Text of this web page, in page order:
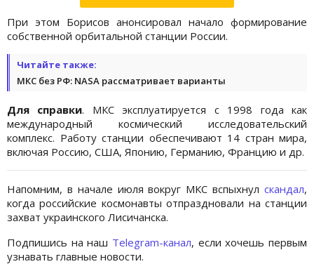
При этом Борисов анонсировал начало формирование
собственной орбитальной станции России.
Читайте также:
МКС без РФ: NASA рассматривает варианты
Для справки. МКС эксплуатируется с 1998 года как
международный космический исследовательский
комплекс. Работу станции обеспечивают 14 стран мира,
включая Россию, США, Японию, Германию, Францию и др.
Напомним, в начале июля вокруг МКС вспыхнул скандал,
когда российские космонавты отпраздновали на станции
захват украинского Лисичанска.
Подпишись на наш Telegram-канал, если хочешь первым
узнавать главные новости.